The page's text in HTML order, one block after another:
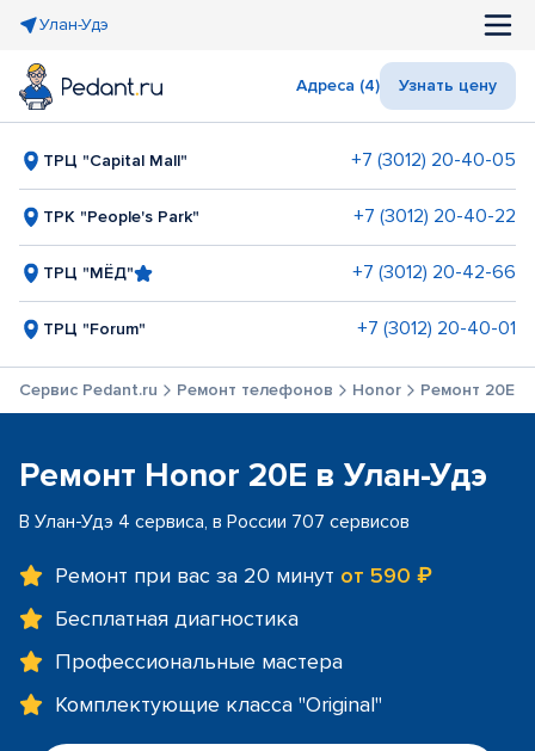
Улан-Удэ
Адреса (4) Узнать цену
ТРЦ "Capital Mall" +7 (3012) 20-40-05
ТРК "People's Park" +7 (3012) 20-40-22
ТРЦ "МЁД" +7 (3012) 20-42-66
ТРЦ "Forum" +7 (3012) 20-40-01
Сервис Pedant.ru Ремонт телефонов Honor Ремонт 20E
Ремонт Honor 20E в Улан-Удэ
В Улан-Удэ 4 сервиса, в России 707 сервисов
Ремонт при вас за 20 минут от 590 ₽
Бесплатная диагностика
Профессиональные мастера
Комплектующие класса "Original"